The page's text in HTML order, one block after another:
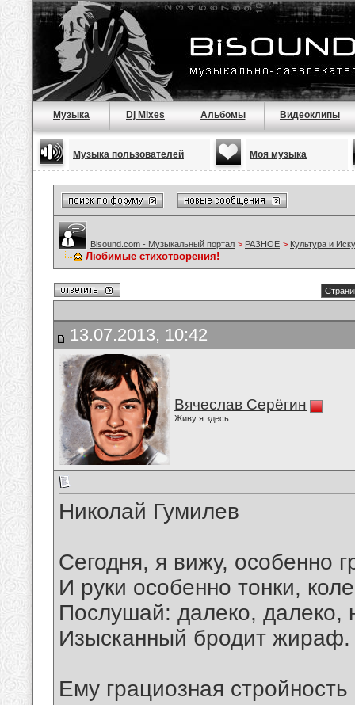
Музыка Dj Mixes Альбомы Видеоклипы
Музыка пользователей Моя музыка
Bisound.com - Музыкальный портал > РАЗНОЕ > Культура и
Любимые стихотворения!
13.07.2013, 10:42
Вячеслав Серёгин
Живу я здесь
Николай Гумилев
Сегодня, я вижу, особенно
И руки особенно тонки,
Послушай: далеко, далеко,
Изысканный бродит жираф.
Ему грациозная